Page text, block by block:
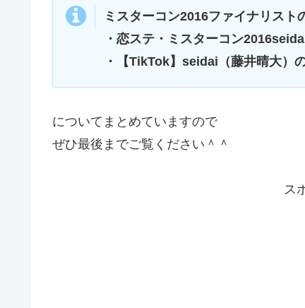
ミスターコン2016ファイナリスト
・恋ステ・ミスターコン
・【TikTok】seidai（藤井晴大）
についてまとめていますので
ぜひ最後までご覧ください＾＾
ス